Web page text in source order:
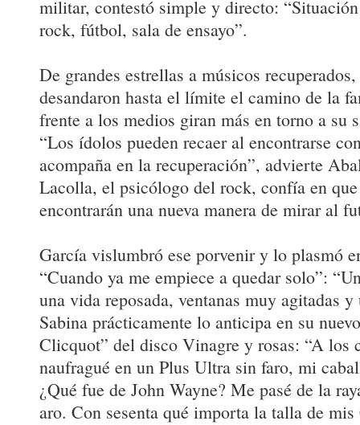
militar, contestó simple y directo:
rock, fútbol, sala de ensayo”.
De grandes estrellas a músicos
desandaron hasta el límite el camino de la
frente a los medios giran más en torno a su
“Los ídolos pueden recaer al encontrarse
acompaña en la recuperación”, advierte
Lacolla, el psicólogo del rock, confía en
encontrarán una nueva manera de mirar al
García vislumbró ese porvenir y lo plasmó
“Cuando ya me empiece a quedar solo”:
una vida reposada, ventanas muy agitadas
Sabina prácticamente lo anticipa en su
Clicquot” del disco Vinagre y rosas: “A los
naufragué en un Plus Ultra sin faro, mi
¿Qué fue de John Wayne? Me pasé de la
aro. Con sesenta qué importa la talla de